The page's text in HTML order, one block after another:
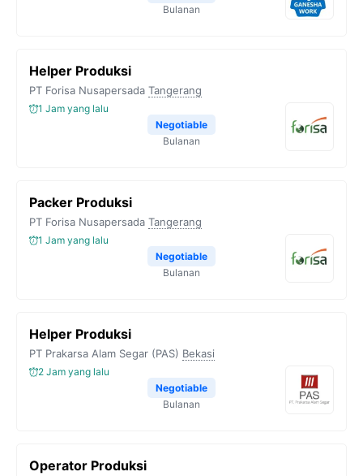
Bulanan
Helper Produksi
PT Forisa Nusapersada Tangerang
1 Jam yang lalu
Negotiable
Bulanan
Packer Produksi
PT Forisa Nusapersada Tangerang
1 Jam yang lalu
Negotiable
Bulanan
Helper Produksi
PT Prakarsa Alam Segar (PAS) Bekasi
2 Jam yang lalu
Negotiable
Bulanan
Operator Produksi